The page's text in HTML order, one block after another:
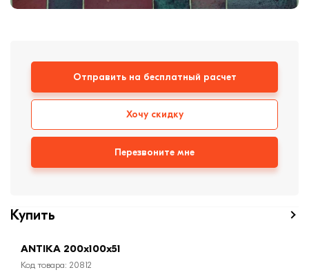
формовки
Строительные
смеси
Отправить на бесплатный расчет
Хочу скидку
Перезвоните мне
Купить
ANTIKA 200х100х51
Код товара: 20812